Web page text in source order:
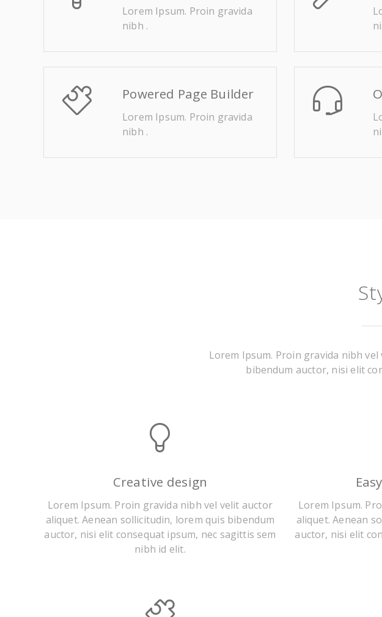
Lorem Ipsum. Proin gravida
nibh .
Powered Page Builder
Lorem Ipsum. Proin gravida
nibh .
Lorem Ipsum. Proin gravida nibh
bibendum auctor, nisi elit
Creative design
Lorem Ipsum. Proin gravida nibh vel velit auctor
aliquet. Aenean sollicitudin, lorem quis bibendum
auctor, nisi elit consequat ipsum, nec sagittis sem
nibh id elit.
Lorem Ipsum.
aliquet. Aenean
auctor, nisi elit